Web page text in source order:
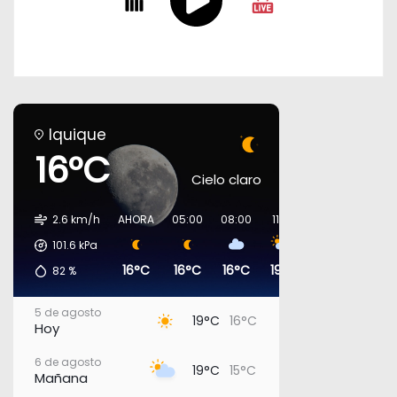
Iquique
16°C Cielo claro
2.6 km/h
101.6 kPa
82 %
AHORA
16°C
05:00
16°C
08:00
16°C
11:00
19°C
5 de agosto
Hoy 19°C 16°C
6 de agosto
Mañana 19°C 15°C